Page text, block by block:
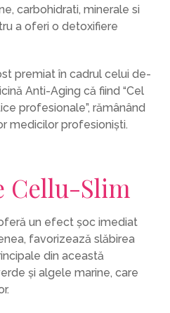
carbohidrati, minerale si
a oferi o detoxifiere
premiat în cadrul celui de-
Anti-Aging că fiind “Cel
profesionale”, rămânând
medicilor profesioniști.
Cellu-Slim
un efect șoc imediat
favorizează slăbirea
din această
și algele marine, care